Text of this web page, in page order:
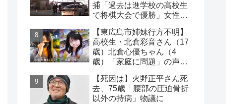
捕「過去は進学校の高校生
で将棋大会で優勝」女性切
【東広島市姉妹行方不明】
高校生・北倉彩音さん（17
歳）北倉心優ちゃん（4
歳）「家庭に問題」の声…
【死因は】火野正平さん死
去、75歳「腰部の圧迫骨折
以外の持病」物議に